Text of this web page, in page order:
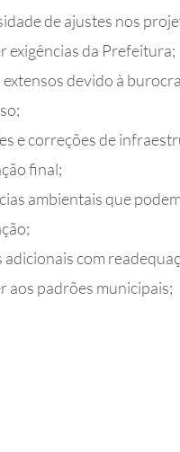
de ajustes nos
exigências da Prefeitura;
extensos devido à
e correções de
final;
ambientais que
adicionais com
aos padrões municipais;